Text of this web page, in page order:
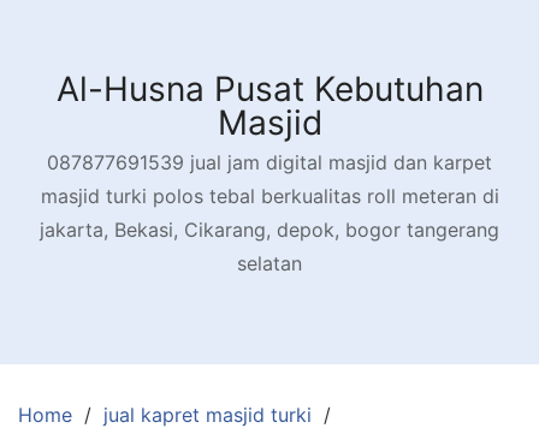
contentAl-Husna Pusat Kebutuhan
Masjid
087877691539 jual jam digital masjid dan karpet
masjid turki polos tebal berkualitas roll meteran di
jakarta, Bekasi, Cikarang, depok, bogor tangerang
selatan
Home
jual kapret masjid turki